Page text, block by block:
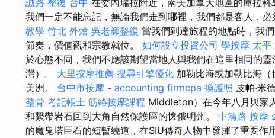
我們一定不能忘記，無論我們走到哪裡，我們都是客人，必
教學 竹北 外燴 吳老師整復 當我們到達旅程的地點時，我
節奏，價值觀和宗教就位。 如何設立投資公司 學按摩 太平
於心態不同，我們不應該期望當地人與我們在這里相同的
灣）。 大里按摩推薦 搜尋引擎優化 加勒比海或加勒比海
美洲。 台中市按摩 - accounting firmcpa 換護照 皮帕·米
整骨 考記帳士 筋絡按摩課程 Middleton）在今年八月與家
和繫帶岩石回到大角自然保護區的懷俄明州。 中清路 按摩
的魔鬼塔巨石的短暫繞道，在SIU傳奇人物中發揮了重要作